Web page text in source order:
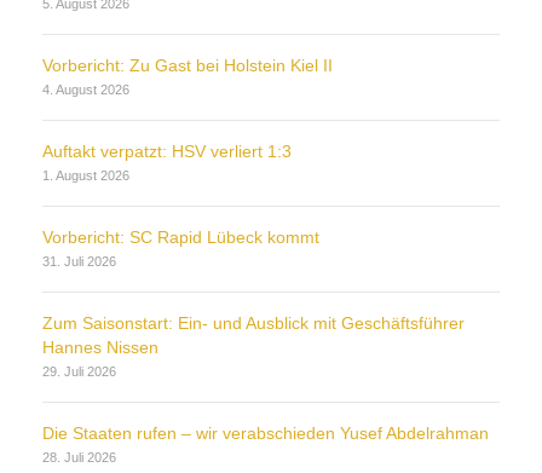
5. August 2026
Vorbericht: Zu Gast bei Holstein Kiel II
4. August 2026
Auftakt verpatzt: HSV verliert 1:3
1. August 2026
Vorbericht: SC Rapid Lübeck kommt
31. Juli 2026
Zum Saisonstart: Ein- und Ausblick mit Geschäftsführer
Hannes Nissen
29. Juli 2026
Die Staaten rufen – wir verabschieden Yusef Abdelrahman
28. Juli 2026